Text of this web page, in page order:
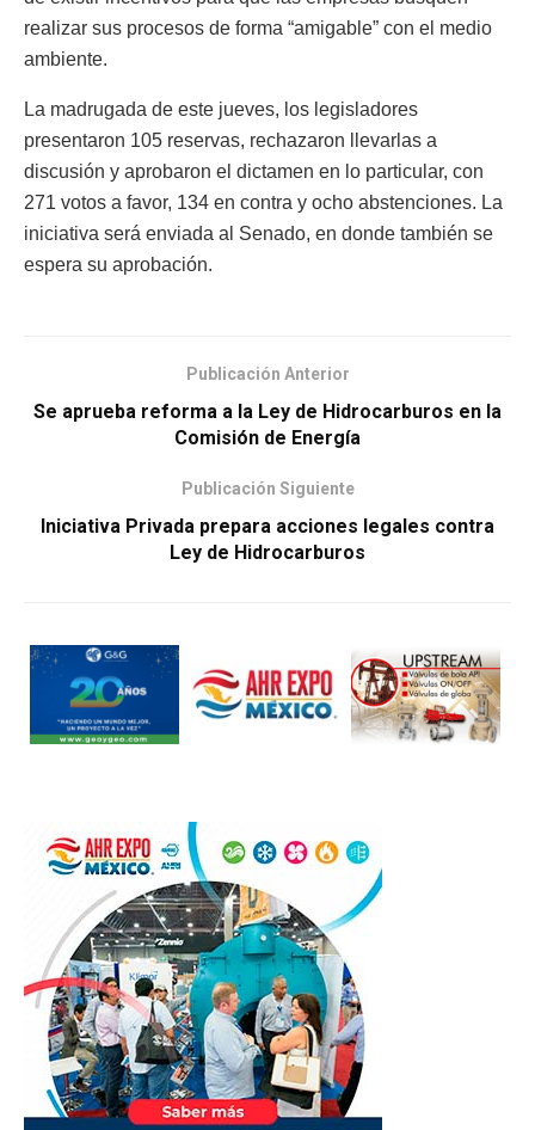
realizar sus procesos de forma “amigable” con el medio
ambiente.
La madrugada de este jueves, los legisladores
presentaron 105 reservas, rechazaron llevarlas a
discusión y aprobaron el dictamen en lo particular, con
271 votos a favor, 134 en contra y ocho abstenciones. La
iniciativa será enviada al Senado, en donde también se
espera su aprobación.
Publicación Anterior
Se aprueba reforma a la Ley de Hidrocarburos en la
Comisión de Energía
Publicación Siguiente
Iniciativa Privada prepara acciones legales contra
Ley de Hidrocarburos